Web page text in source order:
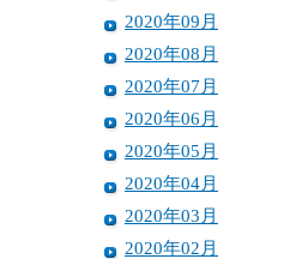
2020年09月
2020年08月
2020年07月
2020年06月
2020年05月
2020年04月
2020年03月
2020年02月